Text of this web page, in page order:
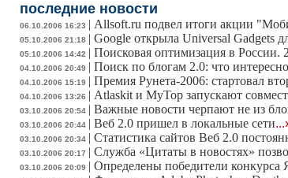
последние новости
06.10.2006 16:23 | Allsoft.ru подвел итоги акции
05.10.2006 21:18 | Google открыла Universal Gadgets
05.10.2006 14:42 | Поисковая оптимизация в России.
04.10.2006 20:49 | Поиск по блогам 2.0: что
04.10.2006 15:19 | Премия Рунета-2006: стартовал
04.10.2006 13:26 | Atlaskit и MyTop запускают
03.10.2006 20:54 | Важные новости черпают не из
03.10.2006 20:44 | Веб 2.0 пришел в локальные сети
03.10.2006 20:34 | Статистика сайтов Веб 2.0
03.10.2006 20:17 | Служба «Цитаты в новостях»
03.10.2006 20:09 | Определены победители конкурса